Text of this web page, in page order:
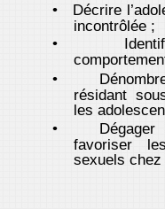
•
Décrire
incontrôlée ;
•
•
résidant
les
•
favoriser
sexuels